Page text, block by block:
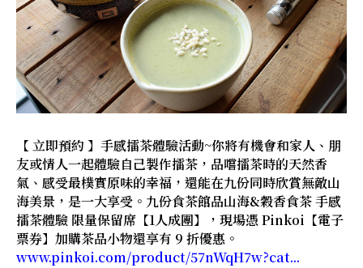
【 立即預約 】手感擂茶體驗活動~你將有機會和家人、朋
友或情人一起體驗自己製作擂茶，品嚐擂茶時的天然香
氣、感受最樸實原味的幸福，還能在九份同時欣賞無敵山
海美景，是一大享受。九份食茶館品山海&穀香食茶 手感
擂茶體驗 限量保留席【1人成團】，現場憑 Pinkoi【電子
票券】加購茶品小物還享有 9 折優惠。
www.pinkoi.com/product/57nWqH7w?cat...